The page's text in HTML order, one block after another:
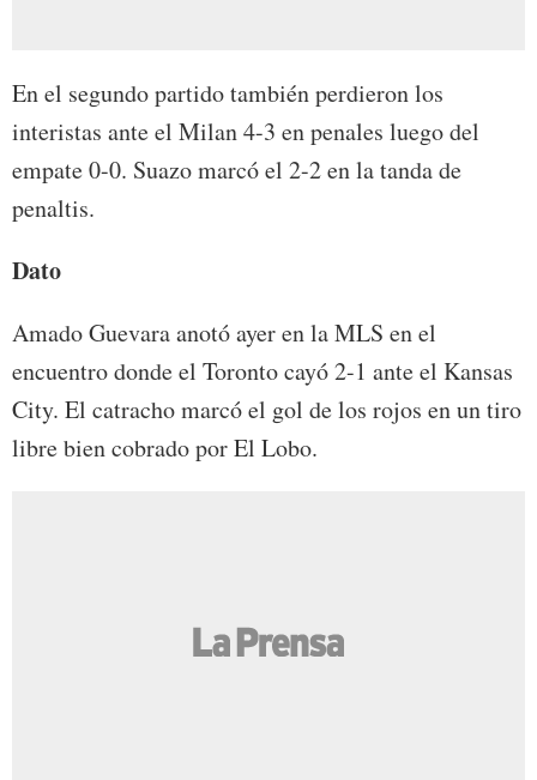
En el segundo partido también perdieron los
interistas ante el Milan 4-3 en penales luego del
empate 0-0. Suazo marcó el 2-2 en la tanda de
penaltis.
Dato
Amado Guevara anotó ayer en la MLS en el
encuentro donde el Toronto cayó 2-1 ante el Kansas
City. El catracho marcó el gol de los rojos en un tiro
libre bien cobrado por El Lobo.